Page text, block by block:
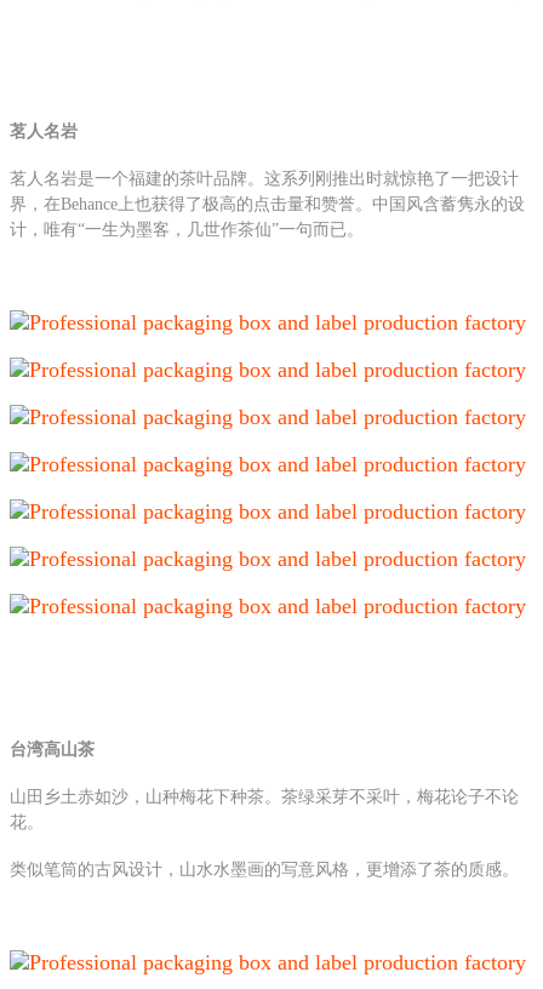
茗人名岩
茗人名岩是一个福建的茶叶品牌。这系列刚推出时就惊艳了一把设计
界，在Behance上也获得了极高的点击量和赞誉。中国风含蓄隽永的设
计，唯有“一生为墨客，几世作茶仙”一句而已。
台湾高山茶
山田乡土赤如沙，山种梅花下种茶。茶绿采芽不采叶，梅花论子不论
花。
类似笔筒的古风设计，山水水墨画的写意风格，更增添了茶的质感。